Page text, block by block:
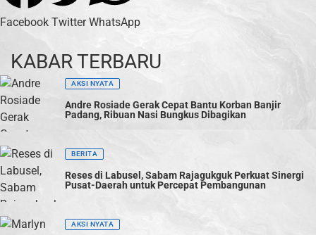
Facebook Twitter WhatsApp
KABAR TERBARU
AKSI NYATA
Andre Rosiade Gerak Cepat Bantu Korban Banjir
Padang, Ribuan Nasi Bungkus Dibagikan
BERITA
Reses di Labusel, Sabam Rajagukguk Perkuat Sinergi
Pusat-Daerah untuk Percepat Pembangunan
AKSI NYATA